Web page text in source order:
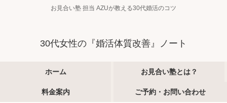
お見合い塾 担当 AZUが教える30代婚活のコツ
30代女性の『婚活体質改善』ノート
ホーム お見合い塾とは？
料金案内 ご予約・お問い合わせ